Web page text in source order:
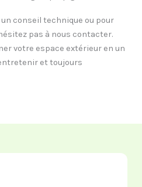
conseil technique ou pour
pas à nous contacter.
votre espace extérieur en un
et toujours